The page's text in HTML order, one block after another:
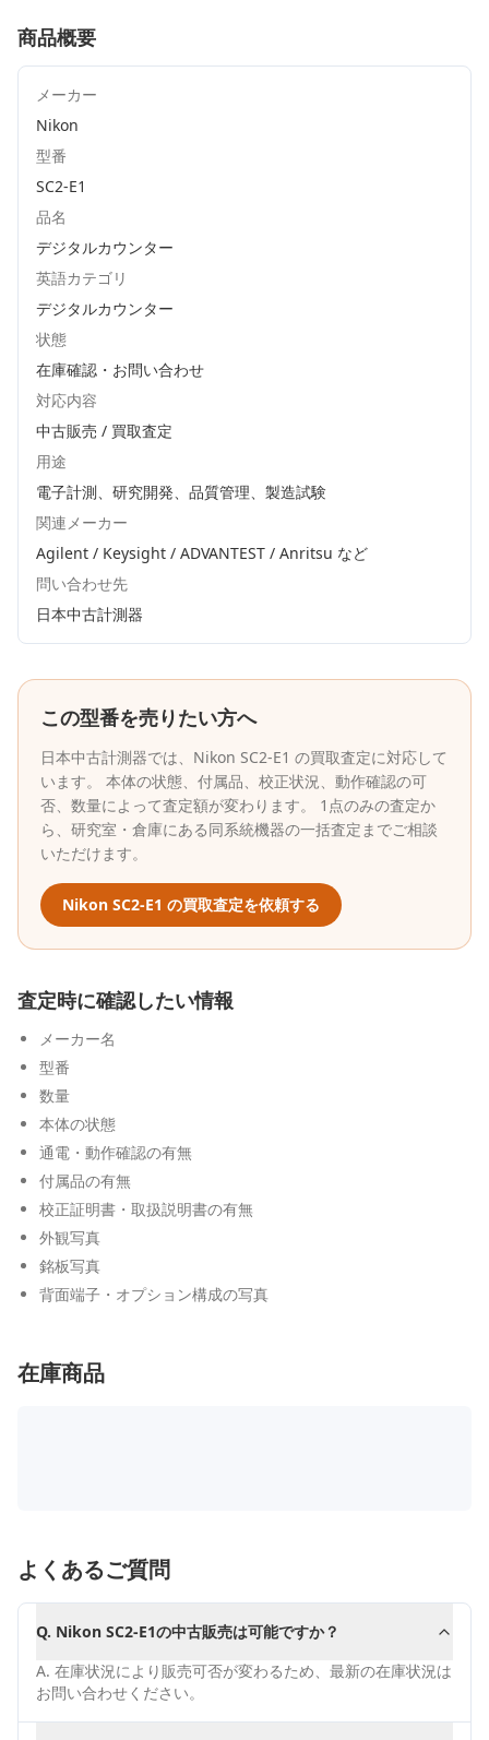
商品概要
メーカー
Nikon
型番
SC2-E1
品名
デジタルカウンター
英語カテゴリ
デジタルカウンター
状態
在庫確認・お問い合わせ
対応内容
中古販売 / 買取査定
用途
電子計測、研究開発、品質管理、製造試験
関連メーカー
Agilent / Keysight / ADVANTEST / Anritsu など
問い合わせ先
日本中古計測器
この型番を売りたい方へ
日本中古計測器では、 Nikon SC2-E1 の買取査定に対応して
います。 本体の状態、付属品、校正状況、動作確認の可
否、数量によって査定額が変わります。 1点のみの査定か
ら、研究室・倉庫にある同系統機器の一括査定までご相談
いただけます。
Nikon SC2-E1 の買取査定を依頼する
査定時に確認したい情報
メーカー名
型番
数量
本体の状態
通電・動作確認の有無
付属品の有無
校正証明書・取扱説明書の有無
外観写真
銘板写真
背面端子・オプション構成の写真
在庫商品
よくあるご質問
Q. Nikon SC2-E1の中古販売は可能ですか？
A. 在庫状況により販売可否が変わるため、最新の在庫状況は
お問い合わせください。